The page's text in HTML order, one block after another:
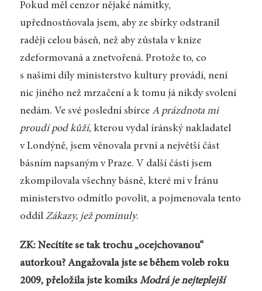
Pokud měl cenzor nějaké námitky,
upřednostňovala jsem, aby ze sbírky odstranil
raději celou báseň, než aby zůstala v knize
zdeformovaná a znetvořená. Protože to, co
s našimi díly ministerstvo kultury provádí, není
nic jiného než mrzačení a k tomu já nikdy svolení
nedám. Ve své poslední sbírce A prázdnota mi
proudí pod kůží, kterou vydal íránský nakladatel
v Londýně, jsem věnovala první a největší část
básním napsaným v Praze. V další části jsem
zkompilovala všechny básně, které mi v Íránu
ministerstvo odmítlo povolit, a pojmenovala tento
oddíl Zákazy, jež pominuly.
ZK: Necítíte se tak trochu „ocejchovanou“
autorkou? Angažovala jste se během voleb roku
2009, přeložila jste komiks Modrá je nejteplejší